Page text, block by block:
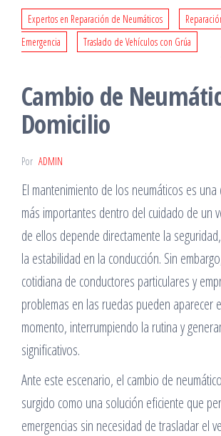
Expertos en Reparación de Neumáticos
Emergencia
Traslado de Vehículos con Grúa
Cambio de
Domicilio
Por ADMIN
El mantenimiento de los neumáticos es
más importantes dentro del cuidado de un
de ellos depende directamente la
la estabilidad en la conducción. Sin
cotidiana de conductores particulares y
problemas en las ruedas pueden aparecer
momento, interrumpiendo la rutina y
significativos.
Ante este escenario, el cambio de
surgido como una solución eficiente que
emergencias sin necesidad de trasladar el